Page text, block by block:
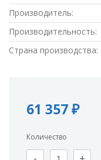
Производитель:
Производительность:
Страна производства:
61 357 ₽
Количество